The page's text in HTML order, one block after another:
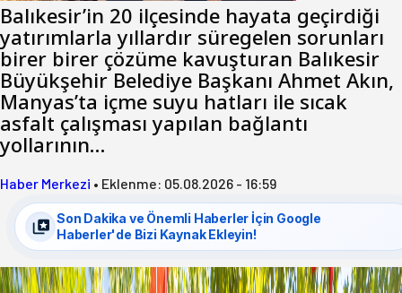
Balıkesir’in 20 ilçesinde hayata geçirdiği
yatırımlarla yıllardır süregelen sorunları
birer birer çözüme kavuşturan Balıkesir
Büyükşehir Belediye Başkanı Ahmet Akın,
Manyas’ta içme suyu hatları ile sıcak
asfalt çalışması yapılan bağlantı
yollarının…
Haber Merkezi • Eklenme: 05.08.2026 - 16:59
Son Dakika ve Önemli Haberler İçin Google
Haberler'de Bizi Kaynak Ekleyin!